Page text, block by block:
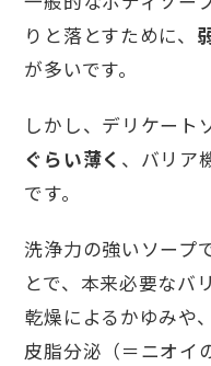
りと落とすために、
が多いです。
しかし、デリケート
ぐらい薄く 、バリア
です。
洗浄力の強いソープ
とで、本来必要なバ
乾燥によるかゆみや
皮脂分泌（＝ニオイ